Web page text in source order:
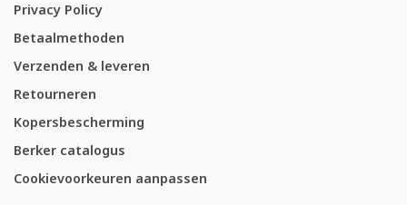
Privacy Policy
Betaalmethoden
Verzenden & leveren
Retourneren
Kopersbescherming
Berker catalogus
Cookievoorkeuren aanpassen